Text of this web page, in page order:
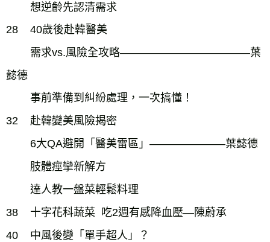
想逆齡先認清需求
28
40歲後赴韓醫美
需求vs.風險全攻略――――――――――――葉
懿德
事前準備到糾紛處理，一次搞懂！
32
赴韓變美風險揭密
6大QA避開「醫美雷區」―――――――葉懿德
肢體痙攣新解方
達人教一盤菜輕鬆料理
38
十字花科蔬菜 吃2週有感降血壓―陳蔚承
40
中風後變「單手超人」？